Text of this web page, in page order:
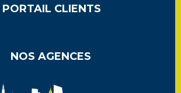
PORTAIL CLIENTS
NOS AGENCES